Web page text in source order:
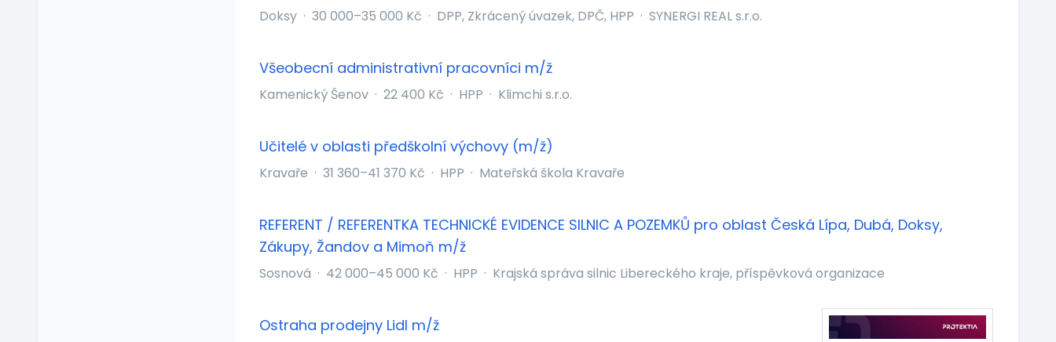
Doksy · 30 000–35 000 Kč · DPP, Zkrácený úvazek, DPČ, HPP · SYNERGI REAL s.r.o.
Všeobecní administrativní pracovníci m/ž
Kamenický Šenov · 22 400 Kč · HPP · Klimchi s.r.o.
Učitelé v oblasti předškolní výchovy (m/ž)
Kravaře · 31 360–41 370 Kč · HPP · Mateřská škola Kravaře
REFERENT / REFERENTKA TECHNICKÉ EVIDENCE SILNIC A POZEMKŮ pro oblast Česká Lípa, Dubá, Doksy,
Zákupy, Žandov a Mimoň m/ž
Sosnová · 42 000–45 000 Kč · HPP · Krajská správa silnic Libereckého kraje, příspěvková organizace
Ostraha prodejny Lidl m/ž